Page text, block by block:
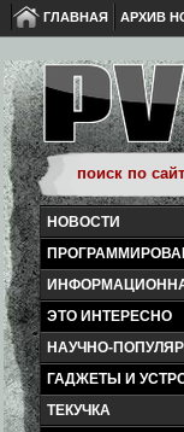
ГЛАВНАЯ АРХИВ
НОВОСТИ
ЭТО ИНТЕРЕСНО
НАУЧНО-
ГАДЖЕТЫ И
ТЕКУЧКА